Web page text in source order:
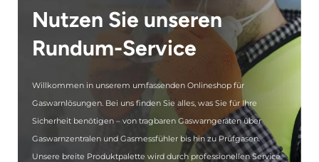
Nutzen Sie unseren
Rundum-Service
Willkommen in unserem umfassenden Onlineshop für
Gaswarnlösungen. Bei uns finden Sie alles, was Sie für Ihre
Sicherheit benötigen – von tragbaren Gaswarngeräten über
Gaswarnzentralen und Gasmessfühler bis hin zu Prüfgasen.
Unsere breite Produktpalette wird durch professionellen Service